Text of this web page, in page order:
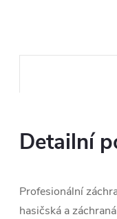
Detailní
Profesionální
hasičská a